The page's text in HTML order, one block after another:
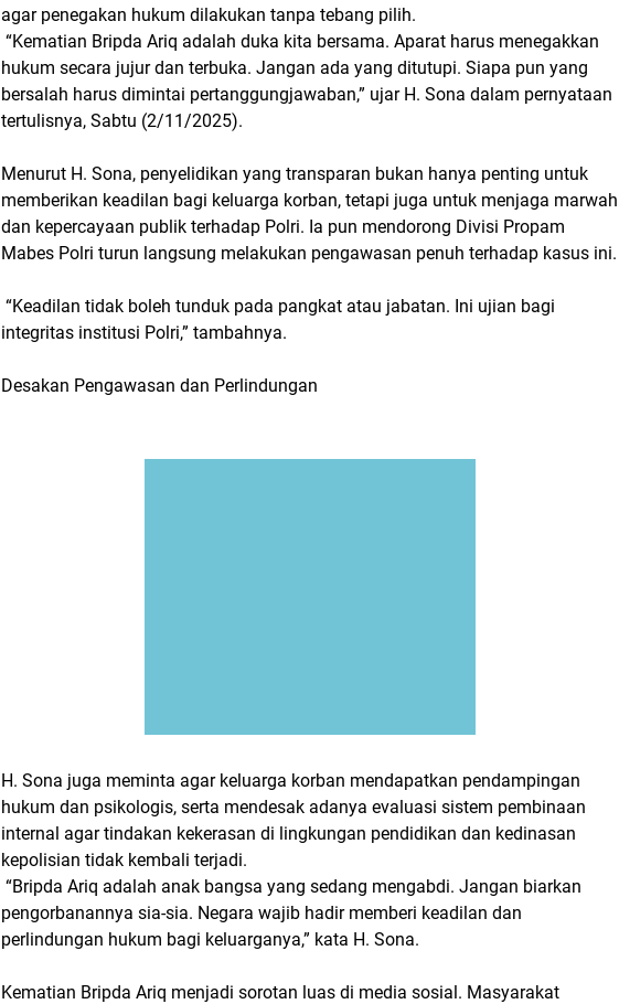
agar penegakan hukum dilakukan tanpa tebang pilih.
“Kematian Bripda Ariq adalah duka kita bersama. Aparat harus menegakkan
hukum secara jujur dan terbuka. Jangan ada yang ditutupi. Siapa pun yang
bersalah harus dimintai pertanggungjawaban,” ujar H. Sona dalam pernyataan
tertulisnya, Sabtu (2/11/2025).
Menurut H. Sona, penyelidikan yang transparan bukan hanya penting untuk
memberikan keadilan bagi keluarga korban, tetapi juga untuk menjaga marwah
dan kepercayaan publik terhadap Polri. Ia pun mendorong Divisi Propam
Mabes Polri turun langsung melakukan pengawasan penuh terhadap kasus ini.
“Keadilan tidak boleh tunduk pada pangkat atau jabatan. Ini ujian bagi
integritas institusi Polri,” tambahnya.
Desakan Pengawasan dan Perlindungan
H. Sona juga meminta agar keluarga korban mendapatkan pendampingan
hukum dan psikologis, serta mendesak adanya evaluasi sistem pembinaan
internal agar tindakan kekerasan di lingkungan pendidikan dan kedinasan
kepolisian tidak kembali terjadi.
“Bripda Ariq adalah anak bangsa yang sedang mengabdi. Jangan biarkan
pengorbanannya sia-sia. Negara wajib hadir memberi keadilan dan
perlindungan hukum bagi keluarganya,” kata H. Sona.
Kematian Bripda Ariq menjadi sorotan luas di media sosial. Masyarakat